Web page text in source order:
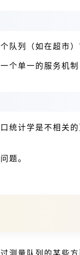
列（如在超市
单一的服务机
统计学是不相关
题。
量队列的某些